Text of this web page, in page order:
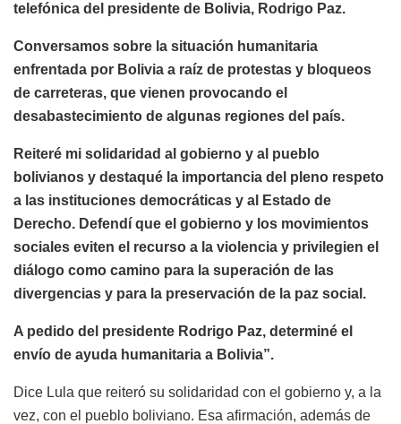
telefónica del presidente de Bolivia, Rodrigo Paz.
Conversamos sobre la situación humanitaria
enfrentada por Bolivia a raíz de protestas y bloqueos
de carreteras, que vienen provocando el
desabastecimiento de algunas regiones del país.
Reiteré mi solidaridad al gobierno y al pueblo
bolivianos y destaqué la importancia del pleno respeto
a las instituciones democráticas y al Estado de
Derecho. Defendí que el gobierno y los movimientos
sociales eviten el recurso a la violencia y privilegien el
diálogo como camino para la superación de las
divergencias y para la preservación de la paz social.
A pedido del presidente Rodrigo Paz, determiné el
envío de ayuda humanitaria a Bolivia”.
Dice Lula que reiteró su solidaridad con el gobierno y, a la
vez, con el pueblo boliviano. Esa afirmación, además de